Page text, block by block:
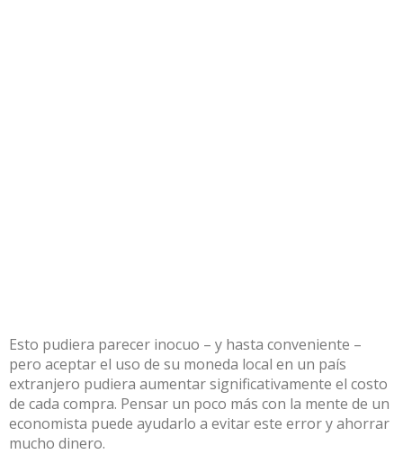
Esto pudiera parecer inocuo – y hasta conveniente –
pero aceptar el uso de su moneda local en un país
extranjero pudiera aumentar significativamente el costo
de cada compra. Pensar un poco más con la mente de un
economista puede ayudarlo a evitar este error y ahorrar
mucho dinero.